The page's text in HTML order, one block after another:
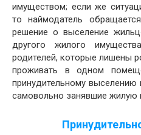
имуществом; если же
то наймодатель
решение о выселение
другого жилого
родителей, которые лишены
проживать в одном
принудительному выселению
самовольно занявшие жилую